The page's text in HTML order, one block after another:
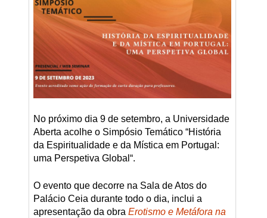
No próximo dia 9 de setembro, a Universidade
Aberta acolhe o Simpósio Temático “História
da Espiritualidade e da Mística em Portugal:
uma Perspetiva Global“.
O evento que decorre na Sala de Atos do
Palácio Ceia durante todo o dia, inclui a
apresentação da obra Erotismo e Metáfora na